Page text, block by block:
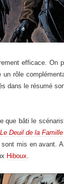
efficace.
rôle
dans le résumé
que bâti le
Le Deuil de la Famille
sont mis en avant.
Hiboux.